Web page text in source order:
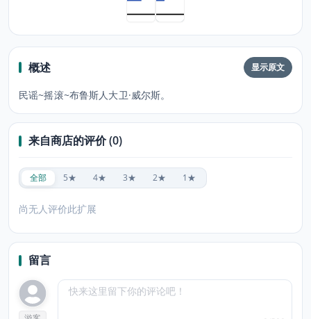
概述 显示原文
民谣~摇滚~布鲁斯人大卫·威尔斯。
来自商店的评价 (0)
全部 5★ 4★ 3★ 2★ 1★
尚无人评价此扩展
留言